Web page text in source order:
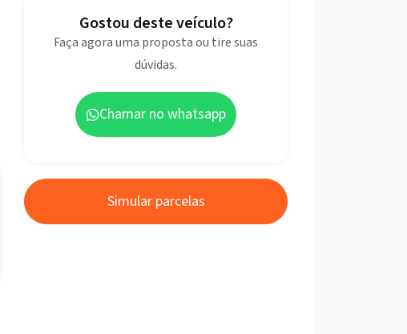
Gostou deste veículo?
Faça agora uma proposta ou tire suas
dúvidas.
Chamar no whatsapp
Simular parcelas